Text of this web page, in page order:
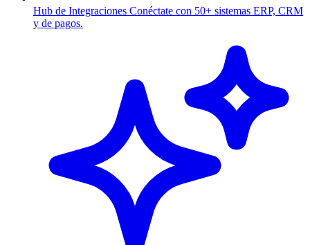
Hub de Integraciones Conéctate con 50+ sistemas ERP, CRM
y de pagos.